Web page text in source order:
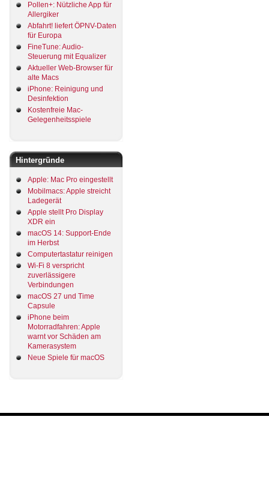
Pollen+: Nützliche App für
Allergiker
Abfahrt! liefert ÖPNV-Daten
für Europa
FineTune: Audio-
Steuerung mit Equalizer
Aktueller Web-Browser für
alte Macs
iPhone: Reinigung und
Desinfektion
Kostenfreie Mac-
Gelegenheitsspiele
Hintergründe
Apple: Mac Pro eingestellt
Mobilmacs: Apple streicht
Ladegerät
Apple stellt Pro Display
XDR ein
macOS 14: Support-Ende
im Herbst
Computertastatur reinigen
Wi-Fi 8 verspricht
zuverlässigere
Verbindungen
macOS 27 und Time
Capsule
iPhone beim
Motorradfahren: Apple
warnt vor Schäden am
Kamerasystem
Neue Spiele für macOS